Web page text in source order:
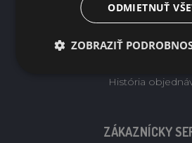
MÔJ ÚČET
História
ZÁKAZNÍCKY
ODMIETNUŤ
ZOBRAZIŤ